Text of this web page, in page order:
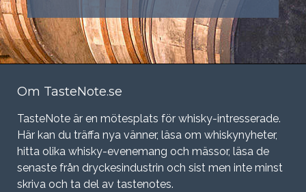
Om TasteNote.se
TasteNote är en mötesplats för whisky-intresserade.
Här kan du träffa nya vänner, läsa om whiskynyheter,
hitta olika whisky-evenemang och mässor, läsa de
senaste från dryckesindustrin och sist men inte minst
skriva och ta del av tastenotes.